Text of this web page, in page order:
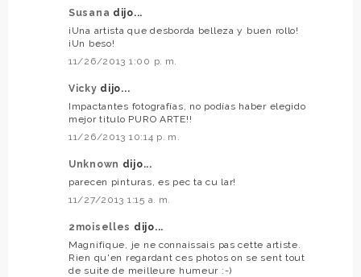
Susana dijo...
¡Una artista que desborda belleza y buen rollo!
¡Un beso!
11/26/2013 1:00 p. m.
Vicky dijo...
Impactantes fotografías, no podías haber elegido
mejor titulo PURO ARTE!!
11/26/2013 10:14 p. m.
Unknown dijo...
parecen pinturas, es pec ta cu lar!
11/27/2013 1:15 a. m.
2moiselles dijo...
Magnifique, je ne connaissais pas cette artiste.
Rien qu'en regardant ces photos on se sent tout
de suite de meilleure humeur :-)